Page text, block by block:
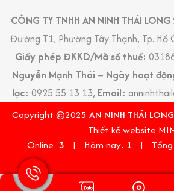
Điều này không chỉ nâng cao ý thức chấp
nhân mà còn tạo niềm tin với đối tác,
CÔNG TY TNHH AN NINH THÁI
Đường T1, Phường Tây Thạnh, Tp. Hồ
Giấy phép ĐKKD/Mã số thuế:
Nguyễn Mạnh Thái – Ngày hoạt
lạc: 0925 55 13 13, Email:
Copyright ©2025 AN NINH THÁI LONG
Thiết kế website
Online: 3 | Hôm nay: 1 |